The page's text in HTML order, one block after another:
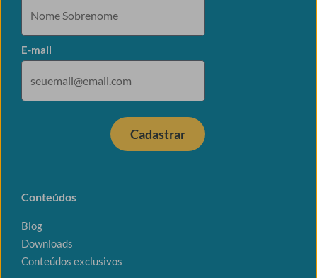
Conteúdos
Blog
Downloads
Conteúdos exclusivos
E-mail
Cadastrar